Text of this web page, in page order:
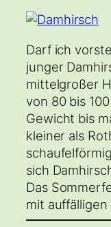
Darf ich
junger
mittelgroßer
von 80 bis
Gewicht bis
kleiner als
sich
Das
mit